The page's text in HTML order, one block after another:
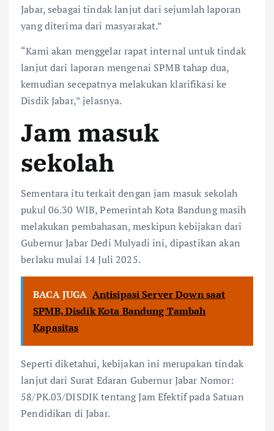
Jabar, sebagai tindak lanjut dari sejumlah laporan
yang diterima dari masyarakat.”
“Kami akan menggelar rapat internal untuk tindak
lanjut dari laporan mengenai SPMB tahap dua,
kemudian secepatnya melakukan klarifikasi ke
Disdik Jabar,” jelasnya.
Jam masuk
sekolah
Sementara itu terkait dengan jam masuk sekolah
pukul 06.30 WIB, Pemerintah Kota Bandung masih
melakukan pembahasan, meskipun kebijakan dari
Gubernur Jabar Dedi Mulyadi ini, dipastikan akan
berlaku mulai 14 Juli 2025.
BACA JUGA Antisipasi Server Down saat
SPMB, Disdik Kota Bandung Tambah
Kapasitas
Seperti diketahui, kebijakan ini merupakan tindak
lanjut dari Surat Edaran Gubernur Jabar Nomor:
58/PK.03/DISDIK tentang Jam Efektif pada Satuan
Pendidikan di Jabar.